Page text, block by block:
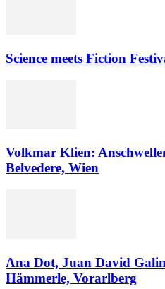
Science meets Fiction
Volkmar Klien:
Belvedere, Wien
Ana Dot, Juan David
Hämmerle, Vorarlberg